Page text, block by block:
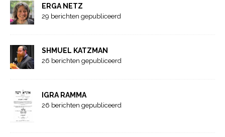
ERGA NETZ
29 berichten gepubliceerd
SHMUEL KATZMAN
26 berichten gepubliceerd
IGRA RAMMA
26 berichten gepubliceerd